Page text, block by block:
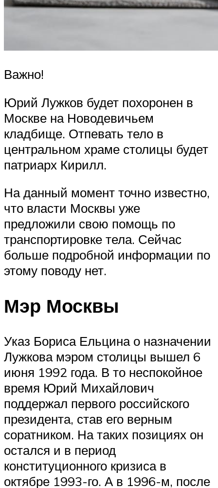
Важно!
Юрий Лужков будет похоронен в
Москве на Новодевичьем
кладбище. Отпевать тело в
центральном храме столицы будет
патриарх Кирилл.
На данный момент точно известно,
что власти Москвы уже
предложили свою помощь по
транспортировке тела. Сейчас
больше подробной информации по
этому поводу нет.
Мэр Москвы
Указ Бориса Ельцина о назначении
Лужкова мэром столицы вышел 6
июня 1992 года. В то неспокойное
время Юрий Михайлович
поддержал первого российского
президента, став его верным
соратником. На таких позициях он
остался и в период
конституционного кризиса в
октябре 1993-го. А в 1996-м, после